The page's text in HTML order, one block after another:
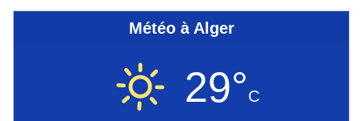
Météo à Alger
29°C